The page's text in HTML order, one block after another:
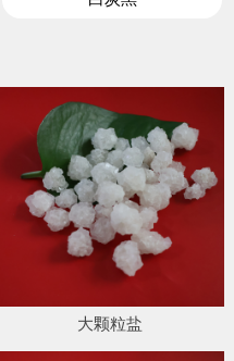
大颗粒盐